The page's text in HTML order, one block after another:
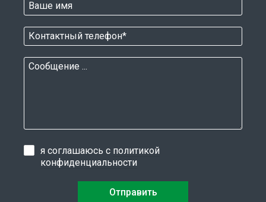
я соглашаюсь с политикой
конфиденциальности